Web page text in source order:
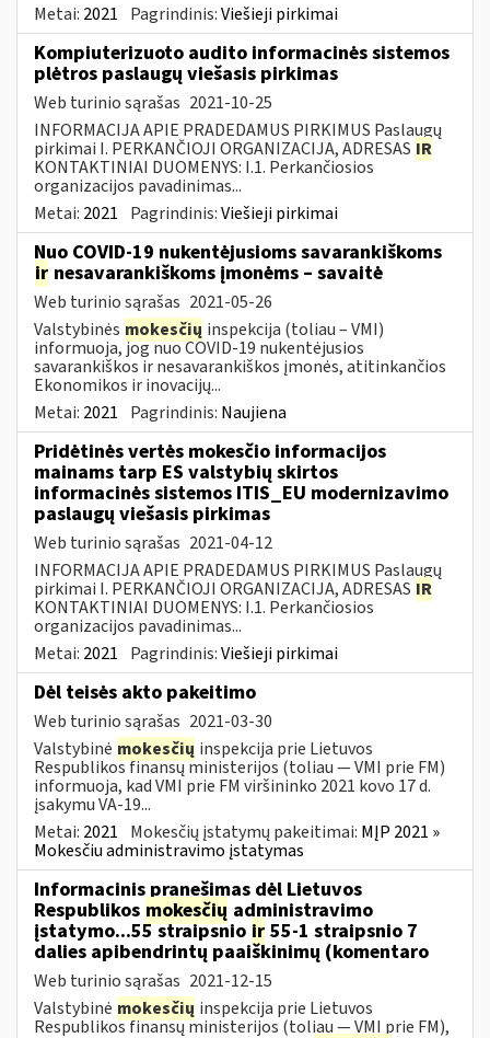
Metai: 2021 Pagrindinis:Viešieji pirkimai
Kompiuterizuoto audito informacinės sistemos
plėtros paslaugų viešasis pirkimas
Web turinio sąrašas 2021-10-25
INFORMACIJA APIE PRADEDAMUS PIRKIMUS Paslaugų
pirkimai I. PERKANČIOJI ORGANIZACIJA, ADRESAS IR
KONTAKTINIAI DUOMENYS: I.1. Perkančiosios
organizacijos pavadinimas...
Metai: 2021 Pagrindinis:Viešieji pirkimai
Nuo COVID-19 nukentėjusioms savarankiškoms
ir nesavarankiškoms įmonėms – savaitė
Web turinio sąrašas 2021-05-26
Valstybinės mokesčių inspekcija (toliau – VMI)
informuoja, jog nuo COVID-19 nukentėjusios
savarankiškos ir nesavarankiškos įmonės, atitinkančios
Ekonomikos ir inovacijų...
Metai: 2021 Pagrindinis: Naujiena
Pridėtinės vertės mokesčio informacijos
mainams tarp ES valstybių skirtos
informacinės sistemos ITIS_EU modernizavimo
paslaugų viešasis pirkimas
Web turinio sąrašas 2021-04-12
INFORMACIJA APIE PRADEDAMUS PIRKIMUS Paslaugų
pirkimai I. PERKANČIOJI ORGANIZACIJA, ADRESAS IR
KONTAKTINIAI DUOMENYS: I.1. Perkančiosios
organizacijos pavadinimas...
Metai: 2021 Pagrindinis:Viešieji pirkimai
Dėl teisės akto pakeitimo
Web turinio sąrašas 2021-03-30
Valstybinė mokesčių inspekcija prie Lietuvos
Respublikos finansų ministerijos (toliau ― VMI prie FM)
informuoja, kad VMI prie FM viršininko 2021 kovo 17 d.
įsakymu VA-19...
Metai: 2021 Mokesčių įstatymų pakeitimai: MĮP 2021 »
Mokesčiu administravimo įstatymas
Informacinis pranešimas dėl Lietuvos
Respublikos mokesčių administravimo
įstatymo...55 straipsnio ir 55-1 straipsnio 7
dalies apibendrintų paaiškinimų (komentaro
Web turinio sąrašas 2021-12-15
Valstybinė mokesčių inspekcija prie Lietuvos
Respublikos finansų ministerijos (toliau — VMI prie FM),